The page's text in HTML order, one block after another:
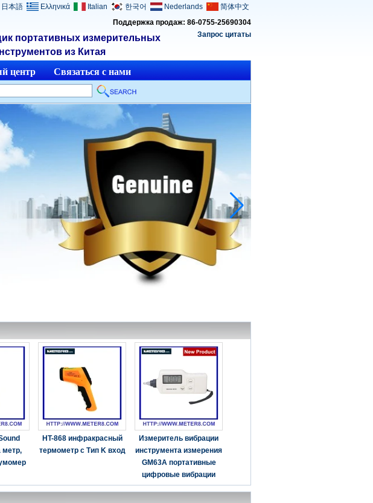
портативных измерительных
из Китая
Поддержка продаж: 86-0755-25690304
Запрос цитаты
日本語 Ελληνικά Italian 한국어 Nederlands 简体中文
центр Связаться с нами
метр,
HT-868 инфракрасный
термометр с Тип K вход
Измеритель вибрации
инструмента измерения
GM63A портативные
цифровые вибрации